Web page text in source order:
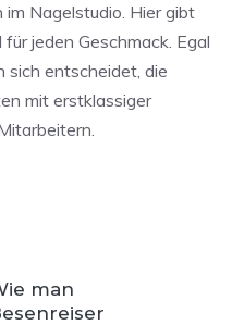
im Nagelstudio. Hier gibt
jeden Geschmack. Egal
sich entscheidet, die
mit erstklassiger
man